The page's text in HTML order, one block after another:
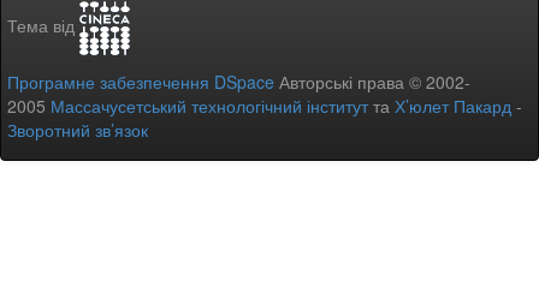
Тема від
Програмне забезпечення DSpace Авторські права © 2002-
2005 Массачусетський технологічний інститутта Х’юлет Пакард -
Зворотний зв’язок